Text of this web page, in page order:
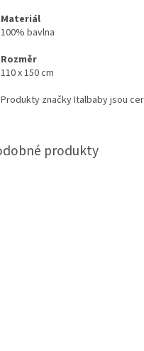
Materiál
100% bavlna
Rozměr
110 x 150 cm
Produkty značky Italbaby jsou